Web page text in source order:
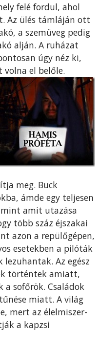
felé fordul, ahol
Az ülés támláján ott
a szemüveg pedig
alján. A ruházat
úgy néz ki,
el belőle.
meg. Buck
ámde egy teljesen
amit utazása
több száz éjszakai
azon a repülőgépen,
esetekben a pilóták
Az egész
történtek amiatt,
sofőrök. Családok
miatt. A világ
mert az élelmiszer-
a kapzsi